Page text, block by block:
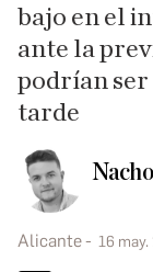
bajo en el
ante la
podrían
tarde
Alicante 16 may.